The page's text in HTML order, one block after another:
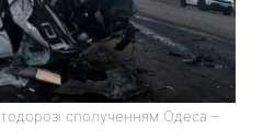
сполученням Одеса –